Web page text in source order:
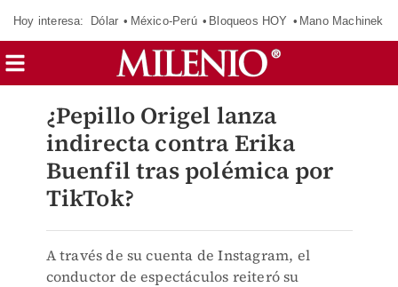
Hoy interesa: Dólar México-Perú Bloqueos HOY Mano Machinek
¿Pepillo Origel lanza
indirecta contra Erika
Buenfil tras polémica por
TikTok?
A través de su cuenta de Instagram, el
conductor de espectáculos reiteró su